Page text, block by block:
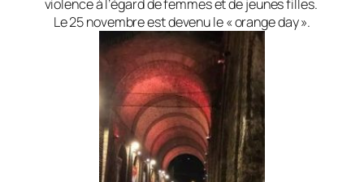
violence à l’égard de femmes et de jeunes filles.
Le 25 novembre est devenu le « orange day ».